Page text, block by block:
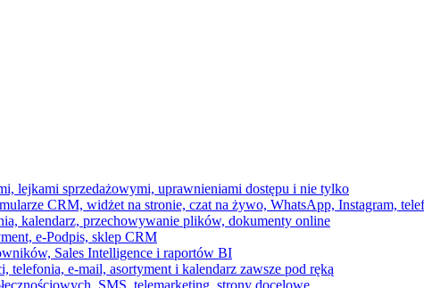
lejkami sprzedażowymi, uprawnieniami dostępu i nie tylko
CRM, widżet na stronie, czat na żywo, WhatsApp, Instagram,
kalendarz, przechowywanie plików, dokumenty online
e-Podpis, sklep CRM
Sales Intelligence i raportów BI
telefonia, e-mail, asortyment i kalendarz zawsze pod ręką
SMS, telemarketing, strony docelowe